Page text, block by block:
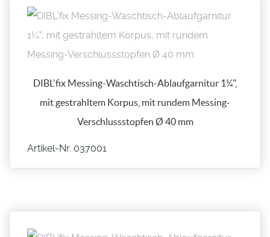
DIBL'fix Messing-Waschtisch-Ablaufgarnitur 1¼",
mit gestrahltem Korpus, mit rundem Messing-
Verschlussstopfen Ø 40 mm
Artikel-Nr. 037001